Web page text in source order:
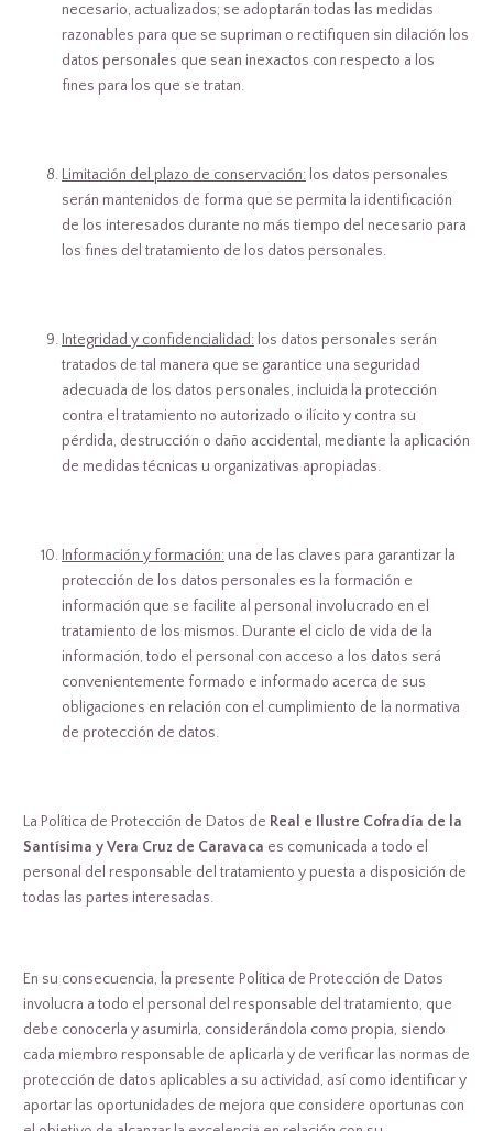
necesario, actualizados; se adoptarán todas las medidas
razonables para que se supriman o rectifiquen sin dilación los
datos personales que sean inexactos con respecto a los
fines para los que se tratan.
Limitación del plazo de conservación: los datos personales
serán mantenidos de forma que se permita la identificación
de los interesados durante no más tiempo del necesario para
los fines del tratamiento de los datos personales.
Integridad y confidencialidad: los datos personales serán
tratados de tal manera que se garantice una seguridad
adecuada de los datos personales, incluida la protección
contra el tratamiento no autorizado o ilícito y contra su
pérdida, destrucción o daño accidental, mediante la aplicación
de medidas técnicas u organizativas apropiadas.
Información y formación: una de las claves para garantizar la
protección de los datos personales es la formación e
información que se facilite al personal involucrado en el
tratamiento de los mismos. Durante el ciclo de vida de la
información, todo el personal con acceso a los datos será
convenientemente formado e informado acerca de sus
obligaciones en relación con el cumplimiento de la normativa
de protección de datos.
La Política de Protección de Datos de Real e Ilustre Cofradía de la
Santísima y Vera Cruz de Caravaca es comunicada a todo el
personal del responsable del tratamiento y puesta a disposición de
todas las partes interesadas.
En su consecuencia, la presente Política de Protección de Datos
involucra a todo el personal del responsable del tratamiento, que
debe conocerla y asumirla, considerándola como propia, siendo
cada miembro responsable de aplicarla y de verificar las normas de
protección de datos aplicables a su actividad, así como identificar y
aportar las oportunidades de mejora que considere oportunas con